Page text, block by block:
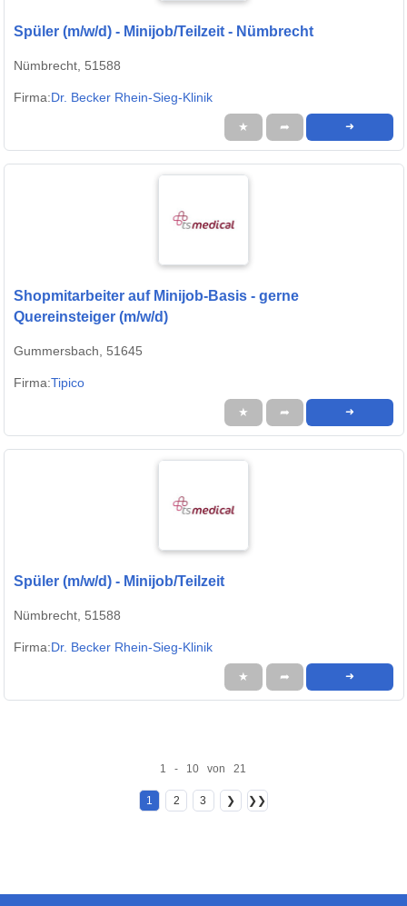
Spüler (m/w/d) - Minijob/Teilzeit - Nümbrecht
Nümbrecht, 51588
Firma:Dr. Becker Rhein-Sieg-Klinik
★ ➦ ➜
Shopmitarbeiter auf Minijob-Basis - gerne
Quereinsteiger (m/w/d)
Gummersbach, 51645
Firma:Tipico
★ ➦ ➜
Spüler (m/w/d) - Minijob/Teilzeit
Nümbrecht, 51588
Firma:Dr. Becker Rhein-Sieg-Klinik
★ ➦ ➜
1 - 10 von 21
1 2 3 ❯ ❯❯